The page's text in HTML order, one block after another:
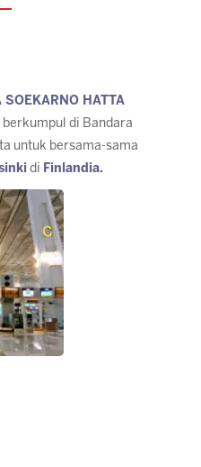
SOEKARNO HATTA
di Bandara
untuk bersama-sama
di Finlandia.